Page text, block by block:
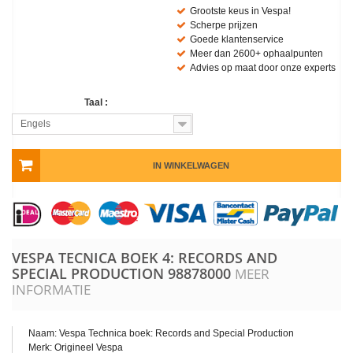
Grootste keus in Vespa!
Scherpe prijzen
Goede klantenservice
Meer dan 2600+ ophaalpunten
Advies op maat door onze experts
Taal :
Engels
IN WINKELWAGEN
VESPA TECNICA BOEK 4: RECORDS AND
SPECIAL PRODUCTION 98878000 MEER
INFORMATIE
Naam: Vespa Technica boek: Records and Special Production
Merk: Origineel Vespa